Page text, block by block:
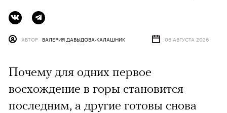
АВТОР ВАЛЕРИЯ ДАВЫДОВА-КАЛАШНИК 06 АВГУСТА 2026
Почему для одних первое
восхождение в горы становится
последним, а другие готовы снова